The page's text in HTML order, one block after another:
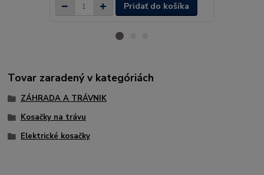
Pridať do košíka
Tovar zaradený v kategóriách
ZÁHRADA A TRÁVNIK
Kosačky na trávu
Elektrické kosačky